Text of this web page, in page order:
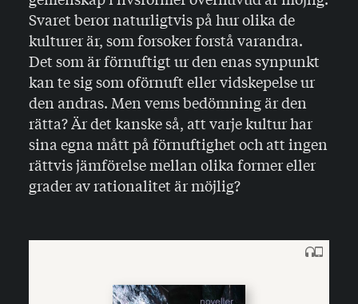
Svaret beror naturligtvis på hur olika de
kulturer är, som forsoker forstå varandra.
Det som är förnuftigt ur den enas synpunkt
kan te sig som oförnuft eller vidskepelse ur
den andras. Men vems bedömning är den
rätta? Är det kanske så, att varje kultur har
sina egna mått på förnuftighet och att ingen
rättvis jämförelse mellan olika former eller
grader av rationalitet är möjlig?